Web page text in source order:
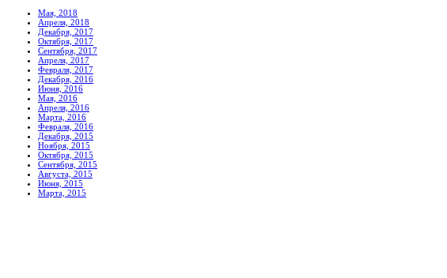
Мая, 2018
Апреля, 2018
Декабря, 2017
Октября, 2017
Сентября, 2017
Апреля, 2017
Февраля, 2017
Декабря, 2016
Июня, 2016
Мая, 2016
Апреля, 2016
Марта, 2016
Февраля, 2016
Декабря, 2015
Ноября, 2015
Октября, 2015
Сентября, 2015
Августа, 2015
Июня, 2015
Марта, 2015